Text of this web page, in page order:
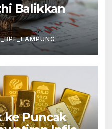
Balikkan
ke Puncak